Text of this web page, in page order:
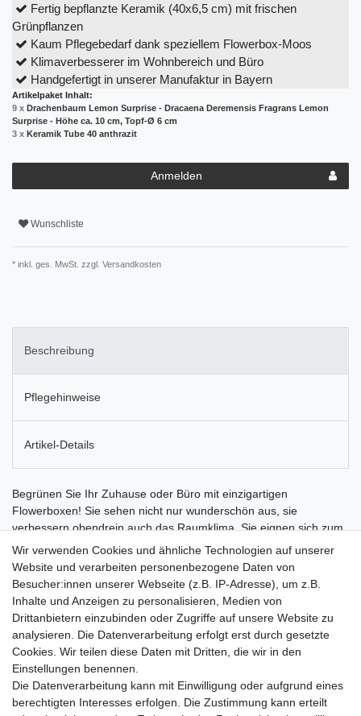
Fertig bepflanzte Keramik (40x6,5 cm) mit frischen
Grünpflanzen
Kaum Pflegebedarf dank speziellem Flowerbox-Moos
Klimaverbesserer im Wohnbereich und Büro
Handgefertigt in unserer Manufaktur in Bayern
Artikelpaket Inhalt:
9 x Drachenbaum Lemon Surprise - Dracaena Deremensis Fragrans Lemon
Surprise - Höhe ca. 10 cm, Topf-Ø 6 cm
3 x Keramik Tube 40 anthrazit
Anmelden
Wunschliste
* inkl. ges. MwSt. zzgl. Versandkosten
Beschreibung
Pflegehinweise
Artikel-Details
Begrünen Sie Ihr Zuhause oder Büro mit einzigartigen
Flowerboxen! Sie sehen nicht nur wunderschön aus, sie
verbessern obendrein auch das Raumklima. Sie eignen sich zum
Aufstellen oder zur Wandmontage. Durch das spezielle
Flowerbox-Moos können Flowerboxen an der Wand hängen,
ohne dass etwas heraus fällt. Auch frisch gegossen, kommt kein
Tropfen Feuchtigkeit aus den Flowerboxen. Zugleich sitzen die
Pflanzen fest in den Flowerboxen und können sich frei in den
Raum entwickeln. Flowerboxen sind besonders pflegeleicht. Das
spezielle Flowerbox-Moos speichert ein Vielfaches seines
Volumens an Feuchtigkeit und muss daher nur selten gegossen
werden. Mit dieser können Sie Ihre Flowerboxen direkt an der
Wand gießen. Ein Abnehmen von der Wand ist nicht nötig. Jede
Flowerbox wird nach Bestellung von Hand für Sie gefertigt.
Wir verwenden Cookies und ähnliche Technologien auf unserer
Website und verarbeiten personenbezogene Daten von
Besucher:innen unserer Webseite (z.B. IP-Adresse), um z.B.
Inhalte und Anzeigen zu personalisieren, Medien von
Drittanbietern einzubinden oder Zugriffe auf unsere Website zu
analysieren. Die Datenverarbeitung erfolgt erst durch gesetzte
Cookies. Wir teilen diese Daten mit Dritten, die wir in den
Einstellungen benennen.
Die Datenverarbeitung kann mit Einwilligung oder aufgrund eines
berechtigten Interesses erfolgen. Die Zustimmung kann erteilt